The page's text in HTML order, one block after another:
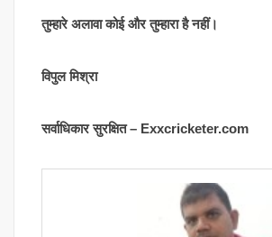
तुम्हारे अलावा कोई और तुम्हारा है नहीं।
विपुल मिश्रा
सर्वाधिकार सुरक्षित – Exxcricketer.com